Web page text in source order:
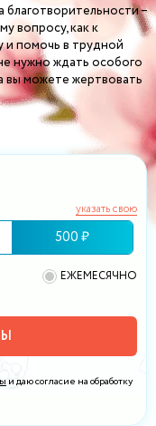
указать свою
500 ₽
ЕЖЕМЕСЯЧНО
и даю согласие на обработку
–
вопросу, как к
и помочь в трудной
нужно ждать особого
вы можете жертвовать